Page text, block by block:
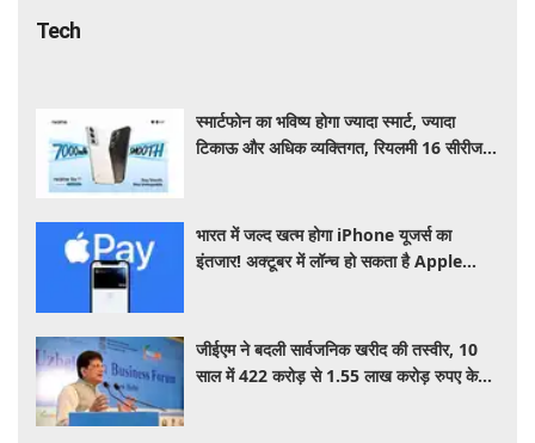
Tech
स्मार्टफोन का भविष्य होगा ज्यादा स्मार्ट, ज्यादा
टिकाऊ और अधिक व्यक्तिगत, रियलमी 16 सीरीज दे
भारत में जल्द खत्म होगा iPhone यूजर्स का
इंतजार! अक्टूबर में लॉन्च हो सकता है Apple
जीईएम ने बदली सार्वजनिक खरीद की तस्वीर, 10
साल में 422 करोड़ से 1.55 लाख करोड़ रुपए के